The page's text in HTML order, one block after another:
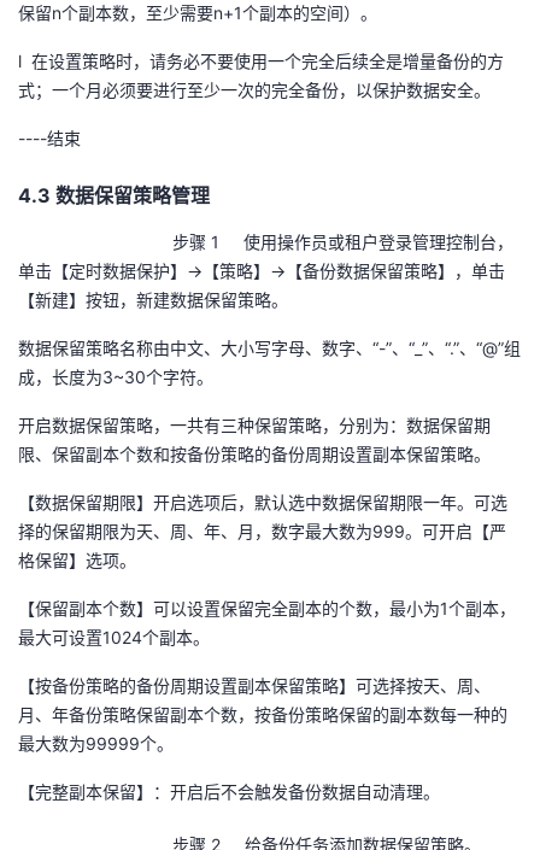
保留n个副本数，至少需要n+1个副本的空间）。
l 在设置策略时，请务必不要使用一个完全后续全是增量备份的方
式；一个月必须要进行至少一次的完全备份，以保护数据安全。
----结束
4.3 数据保留策略管理
步骤 1 使用操作员或租户登录管理控制台，
单击【定时数据保护】→【策略】→【备份数据保留策略】，单击
【新建】按钮，新建数据保留策略。
数据保留策略名称由中文、大小写字母、数字、“-”、“ ”、“.”、“@”组
成，长度为3~30个字符。
开启数据保留策略，一共有三种保留策略，分别为：数据保留期
限、保留副本个数和按备份策略的备份周期设置副本保留策略。
【数据保留期限】开启选项后，默认选中数据保留期限一年。可选
择的保留期限为天、周、年、月，数字最大数为999。可开启【严
格保留】选项。
【保留副本个数】可以设置保留完全副本的个数，最小为1个副本，
最大可设置1024个副本。
【按备份策略的备份周期设置副本保留策略】可选择按天、周、
月、年备份策略保留副本个数，按备份策略保留的副本数每一种的
最大数为99999个。
【完整副本保留】：开启后不会触发备份数据自动清理。
步骤 2 给备份任务添加数据保留策略。